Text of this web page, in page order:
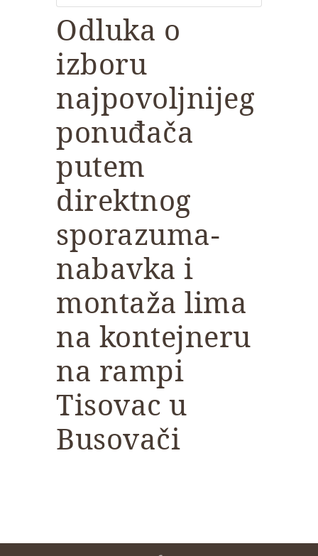
Odluka o
izboru
najpovoljnijeg
ponuđača
putem
direktnog
sporazuma-
nabavka i
montaža lima
na kontejneru
na rampi
Tisovac u
Busovači